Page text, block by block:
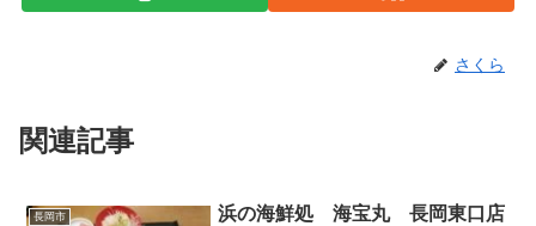
さくら
関連記事
長岡市
浜の海鮮処 海宝丸 長岡東口店